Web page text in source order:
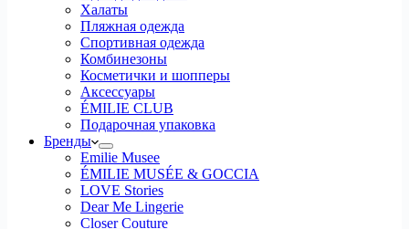
Халаты
Пляжная одежда
Спортивная одежда
Комбинезоны
Косметички и шопперы
Аксессуары
ÉMILIE CLUB
Подарочная упаковка
Бренды
Emilie Musee
ÉMILIE MUSÉE & GOCCIA
LOVE Stories
Dear Me Lingerie
Closer Couture